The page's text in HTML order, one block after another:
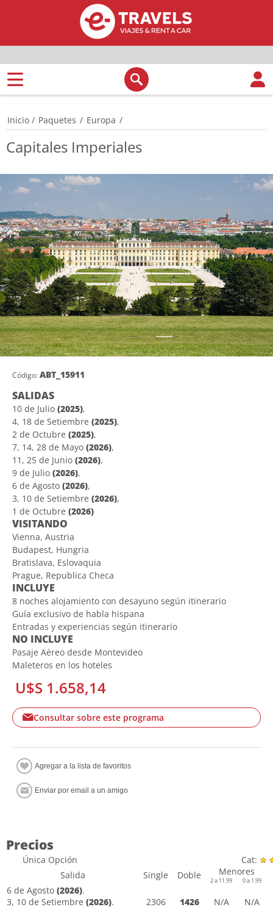
Inicio / Paquetes / Europa /
Capitales Imperiales
Código:ABT_15911
SALIDAS
10 de Julio (2025),
4, 18 de Setiembre (2025),
2 de Octubre (2025),
7, 14, 28 de Mayo (2026),
11, 25 de Junio (2026),
9 de Julio (2026),
6 de Agosto (2026),
3, 10 de Setiembre (2026),
1 de Octubre (2026)
VISITANDO
Vienna, Austria
Budapest, Hungria
Bratislava, Eslovaquia
Prague, Republica Checa
INCLUYE
8 noches alojamiento con desayuno según itinerario
Guía exclusivo de habla hispana
Entradas y experiencias según itinerario
NO INCLUYE
Pasaje Aéreo desde Montevideo
Maleteros en los hoteles
U$S 1.658,14
Consultar sobre este programa
Precios
Única Opción
Cat:
Salida
Single Doble Menores
2 a 11.99 0 a 1.99
6 de Agosto (2026).
3, 10 de Setiembre (2026).
2306 1426 N/A N/A